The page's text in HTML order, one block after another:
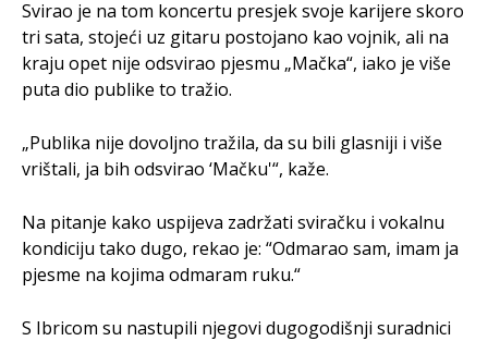
Svirao je na tom koncertu presjek svoje karijere skoro
tri sata, stojeći uz gitaru postojano kao vojnik, ali na
kraju opet nije odsvirao pjesmu „Mačka“, iako je više
puta dio publike to tražio.
„Publika nije dovoljno tražila, da su bili glasniji i više
vrištali, ja bih odsvirao ‘Mačku'“, kaže.
Na pitanje kako uspijeva zadržati sviračku i vokalnu
kondiciju tako dugo, rekao je: “Odmarao sam, imam ja
pjesme na kojima odmaram ruku.“
S Ibricom su nastupili njegovi dugogodišnji suradnici